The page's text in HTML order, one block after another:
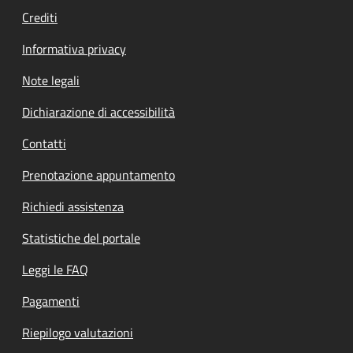
Crediti
Informativa privacy
Note legali
Dichiarazione di accessibilità
Contatti
Prenotazione appuntamento
Richiedi assistenza
Statistiche del portale
Leggi le FAQ
Pagamenti
Riepilogo valutazioni